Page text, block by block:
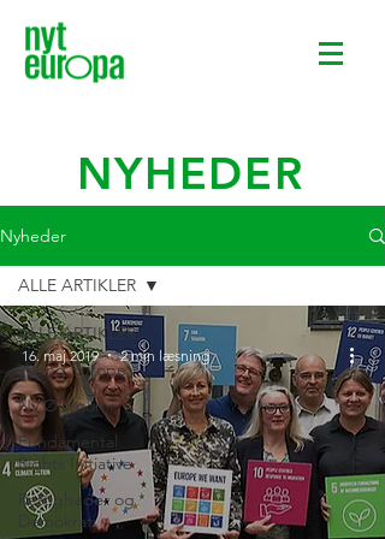
NYHEDER
Nyheder
ALLE ARTIKLER
Young Europe
Ny Økonomi
Fundamental
Rights Initiative
Rettigheder og
Demokrati
ALLE ARTIKLER
16. maj 2019 2 min læsning